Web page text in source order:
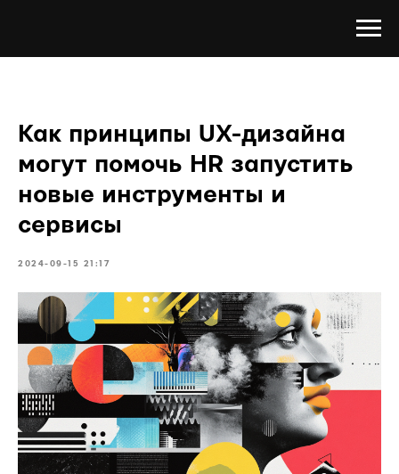
Как принципы UX-дизайна
могут помочь HR запустить
новые инструменты и
сервисы
2024-09-15 21:17